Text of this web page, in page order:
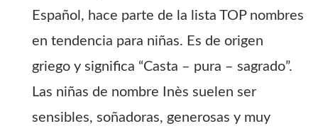
Español, hace parte de la lista TOP nombres
en tendencia para niñas. Es de origen
griego y significa “Casta – pura – sagrado”.
Las niñas de nombre Inès suelen ser
sensibles, soñadoras, generosas y muy